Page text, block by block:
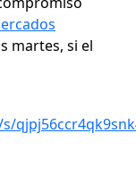
martes, si el